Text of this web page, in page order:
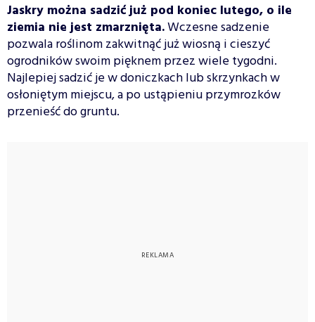
Jaskry można sadzić już pod koniec lutego, o ile
ziemia nie jest zmarznięta.Wczesne sadzenie
pozwala roślinom zakwitnąć już wiosną i cieszyć
ogrodników swoim pięknem przez wiele tygodni.
Najlepiej sadzić je w doniczkach lub skrzynkach w
osłoniętym miejscu, a po ustąpieniu przymrozków
przenieść do gruntu.